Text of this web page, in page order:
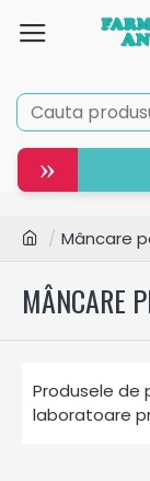
»
Mâncare
MÂNCARE
Produsele de
laboratoare